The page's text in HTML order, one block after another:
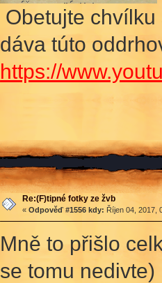
Obetujte
dáva túto
https://
Re:(F)tipné fotky ze žvb
« Odpověď #1556 kdy: Říjen 04, 2017,
Mně to přišlo
se tomu nedivte)